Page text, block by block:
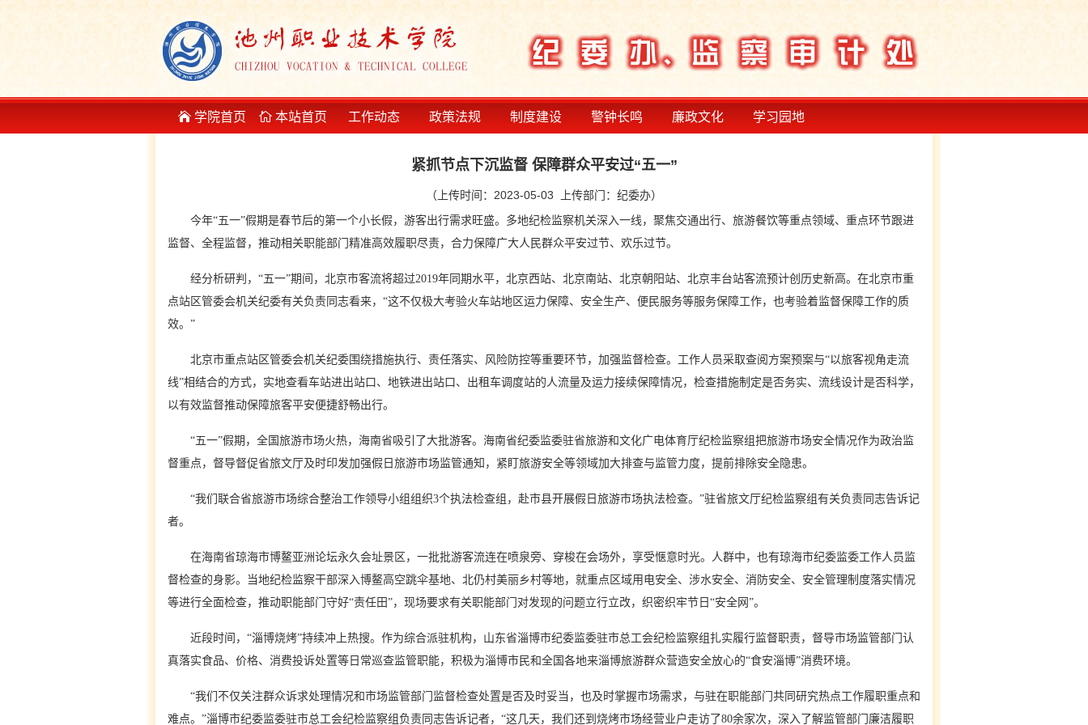
学院首页 本站首页 工作动态 政策法规 制度建设 警钟长鸣 廉政文化 学习园地
紧抓节点下沉监督 保障群众平安过“五一”
（上传时间：2023-05-03 上传部门：纪委办）
今年“五一”假期是春节后的第一个小长假，游客出行需求旺盛。多地纪检监察机关深入一线，聚焦交通出行、旅游餐饮等重点领域、重点环节跟进
监督、全程监督，推动相关职能部门精准高效履职尽责，合力保障广大人民群众平安过节、欢乐过节。
经分析研判，“五一”期间，北京市客流将超过2019年同期水平，北京西站、北京南站、北京朝阳站、北京丰台站客流预计创历史新高。在北京市重
点站区管委会机关纪委有关负责同志看来，“这不仅极大考验火车站地区运力保障、安全生产、便民服务等服务保障工作，也考验着监督保障工作的质
效。”
北京市重点站区管委会机关纪委围绕措施执行、责任落实、风险防控等重要环节，加强监督检查。工作人员采取查阅方案预案与“以旅客视角走流
线”相结合的方式，实地查看车站进出站口、地铁进出站口、出租车调度站的人流量及运力接续保障情况，检查措施制定是否务实、流线设计是否科学，
以有效监督推动保障旅客平安便捷舒畅出行。
“五一”假期，全国旅游市场火热，海南省吸引了大批游客。海南省纪委监委驻省旅游和文化广电体育厅纪检监察组把旅游市场安全情况作为政治监
督重点，督导督促省旅文厅及时印发加强假日旅游市场监管通知，紧盯旅游安全等领域加大排查与监管力度，提前排除安全隐患。
“我们联合省旅游市场综合整治工作领导小组组织3个执法检查组，赴市县开展假日旅游市场执法检查。”驻省旅文厅纪检监察组有关负责同志告诉记
者。
在海南省琼海市博鳌亚洲论坛永久会址景区，一批批游客流连在喷泉旁、穿梭在会场外，享受惬意时光。人群中，也有琼海市纪委监委工作人员监
督检查的身影。当地纪检监察干部深入博鳌高空跳伞基地、北仍村美丽乡村等地，就重点区域用电安全、涉水安全、消防安全、安全管理制度落实情况
等进行全面检查，推动职能部门守好“责任田”，现场要求有关职能部门对发现的问题立行立改，织密织牢节日“安全网”。
近段时间，“淄博烧烤”持续冲上热搜。作为综合派驻机构，山东省淄博市纪委监委驻市总工会纪检监察组扎实履行监督职责，督导市场监管部门认
真落实食品、价格、消费投诉处置等日常巡查监管职能，积极为淄博市民和全国各地来淄博旅游群众营造安全放心的“食安淄博”消费环境。
“我们不仅关注群众诉求处理情况和市场监管部门监督检查处置是否及时妥当，也及时掌握市场需求，与驻在职能部门共同研究热点工作履职重点和
难点。”淄博市纪委监委驻市总工会纪检监察组负责同志告诉记者，“这几天，我们还到烧烤市场经营业户走访了80余家次，深入了解监管部门廉洁履职